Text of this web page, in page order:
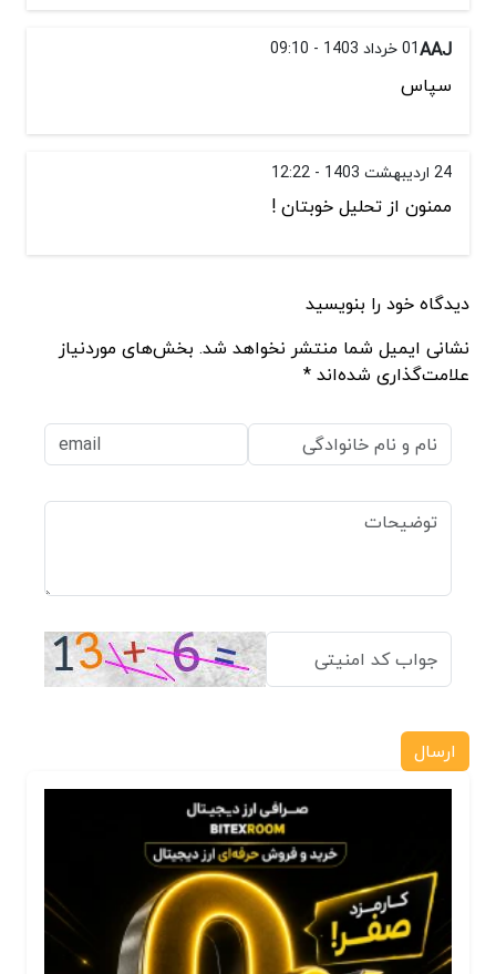
AAJ01 خرداد 1403 - 09:10
سپاس
24 اردیبهشت 1403 - 12:22
ممنون از تحلیل خوبتان !
دیدگاه خود را بنویسید
نشانی ایمیل شما منتشر نخواهد شد. بخش‌های موردنیاز
علامت‌گذاری شده‌اند *
ارسال